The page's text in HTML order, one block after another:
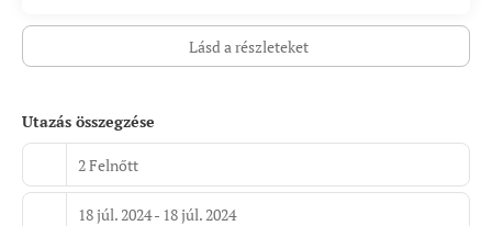
Lásd a részleteket
Utazás összegzése
2 Felnőtt
18 júl. 2024 - 18 júl. 2024